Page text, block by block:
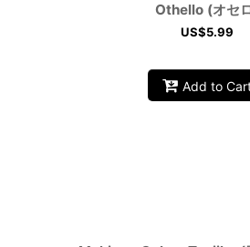
Othello (オセ
US$5.99
Add to